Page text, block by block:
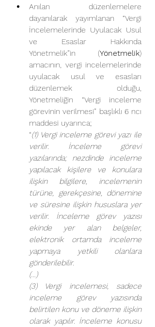
Anılan düzenlemelere
dayanılarak yayımlanan “Vergi
İncelemelerinde Uyulacak Usul
ve Esaslar Hakkında
Yönetmelik”in (Yönetmelik)
amacının, vergi incelemelerinde
uyulacak usul ve esasları
düzenlemek olduğu,
Yönetmeliğin “Vergi inceleme
görevinin verilmesi” başlıklı 6 ncı
maddesi uyarınca;
“(1) Vergi inceleme görevi yazı ile
verilir. İnceleme görevi
yazılarında; nezdinde inceleme
yapılacak kişilere ve konulara
ilişkin bilgilere, incelemenin
türüne, gerekçesine, dönemine
ve süresine ilişkin hususlara yer
verilir. İnceleme görev yazısı
ekinde yer alan belgeler,
elektronik ortamda inceleme
yapmaya yetkili olanlara
gönderilebilir.
(…)
(3) Vergi incelemesi, sadece
inceleme görev yazısında
belirtilen konu ve döneme ilişkin
olarak yapılır. İnceleme konusu